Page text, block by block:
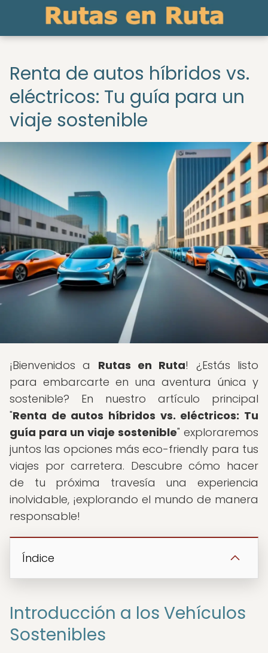
Renta de autos híbridos vs.
eléctricos: Tu guía para un
viaje sostenible
¡Bienvenidos a Rutas en Ruta! ¿Estás listo
para embarcarte en una aventura única y
sostenible? En nuestro artículo principal
"Renta de autos híbridos vs. eléctricos: Tu
guía para un viaje sostenible" exploraremos
juntos las opciones más eco-friendly para tus
viajes por carretera. Descubre cómo hacer
de tu próxima travesía una experiencia
inolvidable, ¡explorando el mundo de manera
responsable!
Índice
Introducción a los Vehículos
Sostenibles